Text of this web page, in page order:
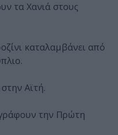
τα Χανιά στους
καταλαμβάνει από
Αϊτή.
την Πρώτη